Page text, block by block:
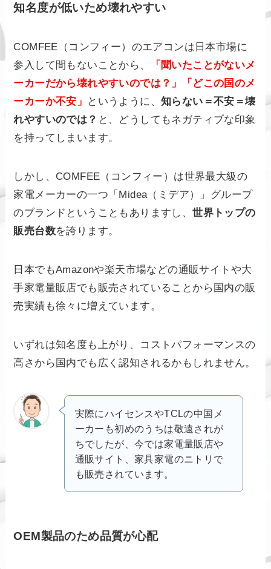
知名度が低いため壊れやすい
COMFEE（コンフィー）のエアコンは日本市場に
参入して間もないことから、
「聞いたことがないメ
ーカーだから壊れやすいのでは？」「どこの国のメ
ーカーか不安」
というように、知らない＝不安＝壊
れやすいのでは？ と、どうしてもネガティブな印象
を持ってしまいます。
しかし、COMFEE（コンフィー）は世界最大級の
家電メーカーの一つ「Midea（ミデア）」グループ
のブランドということもありますし、世界トップの
販売台数を誇ります。
日本でもAmazonや楽天市場などの通販サイトや大
手家電量販店でも販売されていることから国内の販
売実績も徐々に増えています。
いずれは知名度も上がり、コストパフォーマンスの
高さから国内でも広く認知されるかもしれません。
実際にハイセンスやTCLの中国メ
ーカーも初めのうちは敬遠されが
ちでしたが、今では家電量販店や
通販サイト、家具家電のニトリで
も販売されています。
OEM製品のため品質が心配